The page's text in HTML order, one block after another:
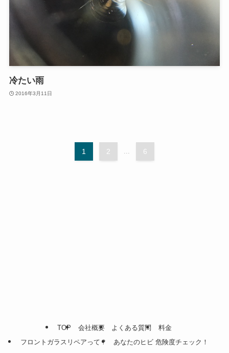
冷たい雨
2016年3月11日
1 2 ... 6
TOP 会社概要 よくある質問
料金
フロントガラスリペアって？
あなたのヒビ 危険度チェック！